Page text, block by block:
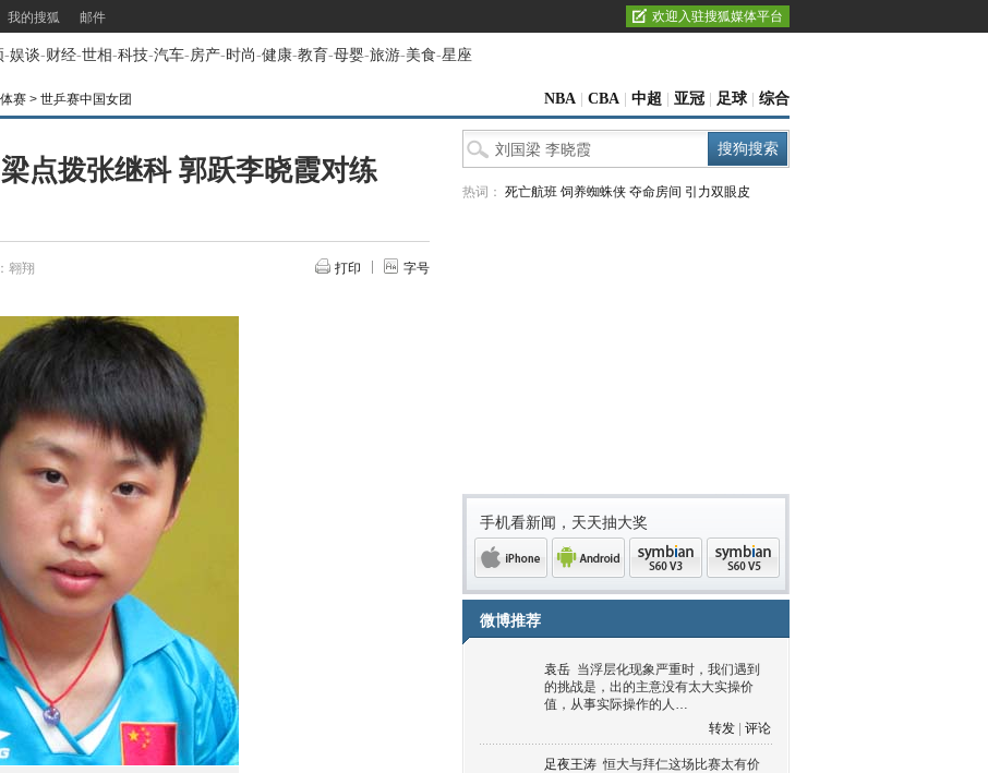
我的搜狐 邮件 欢迎入驻搜狐媒体平台
-娱谈-财经-世相-科技-汽车-房产-时尚-健康-教育-母婴-旅游-美食-星座
赛 > 世乒赛中国女团 NBA CBA 中超 亚冠 足球 综合
点拨张继科 郭跃李晓霞对练
翱翔 打印 字号
热词： 死亡航班 饲养蜘蛛侠 夺命房间 引力双眼皮
手机看新闻，天天抽大奖
微博推荐
袁岳 当浮层化现象严重时，我们遇到
的挑战是，出的主意没有太大实操价
值，从事实际操作的人…
转发
评论
足夜王涛 恒大与拜仁这场比赛太有价